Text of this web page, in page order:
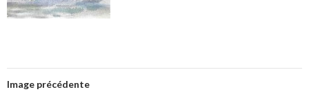
Image précédente